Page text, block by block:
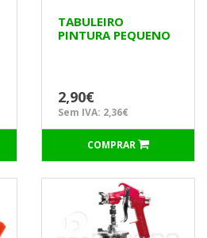
TABULEIRO
PINTURA PEQUENO
2,90€
Sem IVA: 2,36€
COMPRAR